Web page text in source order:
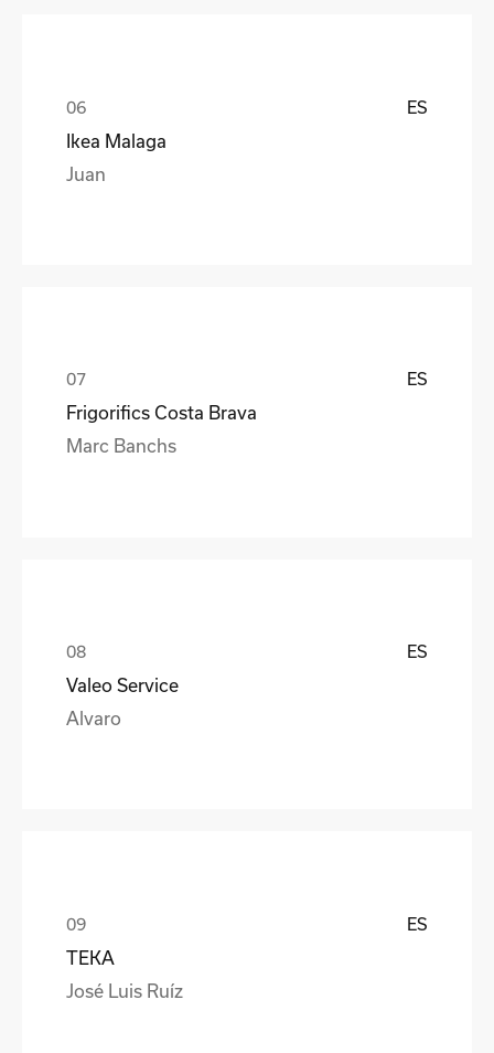
ES
Ikea Malaga
Juan
ES
Frigorifics Costa Brava
Marc Banchs
ES
Valeo Service
Alvaro
ES
TEKA
José Luis Ruíz